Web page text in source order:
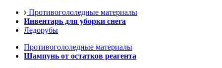
Противогололедные материалы
Инвентарь для уборки снега
Ледорубы
Противогололедные материалы
Шампунь от остатков реагента